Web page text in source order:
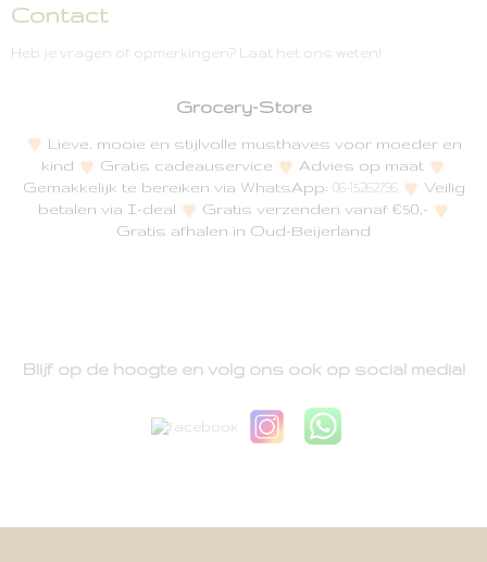
Contact
Heb je vragen of opmerkingen? Laat het ons weten!
Grocery-Store
Lieve, mooie en stijlvolle musthaves voor moeder en
kind
Gratis cadeauservice
Advies op maat
Gemakkelijk te bereiken via WhatsApp: 06-15262796
Veilig
betalen via I-deal
Gratis verzenden vanaf €50,-
Gratis afhalen in Oud-Beijerland
Blijf op de hoogte en volg ons ook op social media!